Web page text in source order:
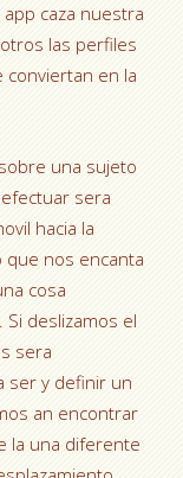
caza nuestra
las perfiles
en la
una sujeto
sera
hacia la
que nos encanta
cosa
deslizamos el
sera
ser y definir un
an encontrar
la una diferente